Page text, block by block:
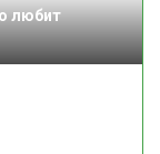
любит